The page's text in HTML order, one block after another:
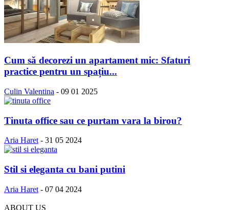
Cum să decorezi un apartament mic: Sfaturi
practice pentru un spațiu...
Culin Valentina - 09 01 2025
Tinuta office sau ce purtam vara la birou?
Aria Haret - 31 05 2024
Stil si eleganta cu bani putini
Aria Haret - 07 04 2024
ABOUT US